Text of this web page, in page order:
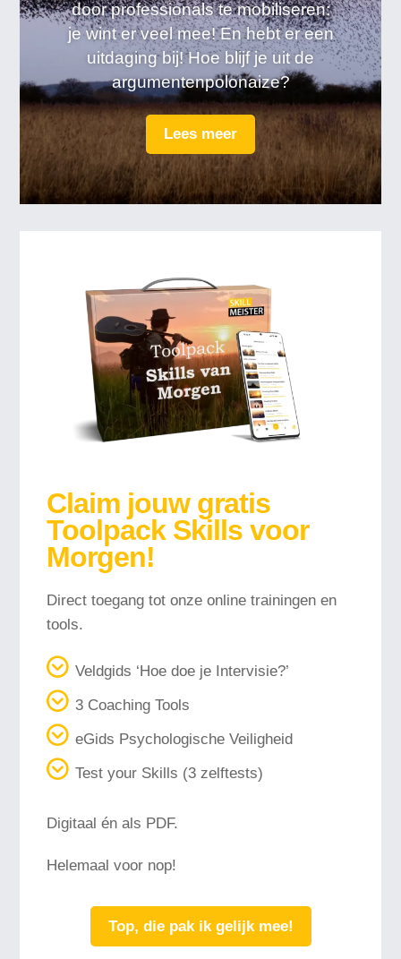
door professionals te mobiliseren:
je wint er veel mee! En hebt er een
uitdaging bij! Hoe blijf je uit de
argumentenpolonaize?
Lees meer
Claim jouw gratis
Toolpack Skills voor
Morgen!
Direct toegang tot onze online trainingen en
tools.
Veldgids ‘Hoe doe je Intervisie?’
3 Coaching Tools
eGids Psychologische Veiligheid
Test your Skills (3 zelftests)
Digitaal én als PDF.
Helemaal voor nop!
Top, die pak ik gelijk mee!